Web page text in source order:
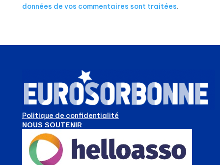
données de vos commentaires sont traitées.
Politique de confidentialité
NOUS SOUTENIR